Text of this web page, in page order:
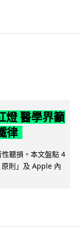
燈 醫學界籲
律
聽損。本文盤點 4
則」及 Apple 內